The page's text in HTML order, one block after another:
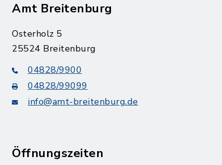
Amt Breitenburg
Osterholz 5
25524 Breitenburg
04828/9900
04828/99099
info@amt-breitenburg.de
Öffnungszeiten